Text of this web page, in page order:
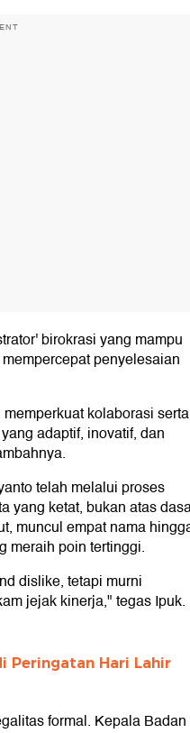
birokrasi yang mampu
penyelesaian
kolaborasi serta
adaptif, inovatif, dan
telah melalui proses
yang ketat, bukan atas
muncul empat nama
meraih poin tertinggi.
dislike, tetapi murni
jejak kinerja," tegas Ipuk.
Peringatan Hari Lahir
formal. Kepala Badan